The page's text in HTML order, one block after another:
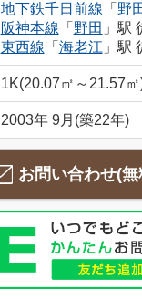
地下鉄千日前線 「 野
阪神本線 「 野田 」駅
東西線 「 海老江 」駅
1K(20.07㎡～21.57㎡
2003年 9月(築22年)
お問い合わせ(無